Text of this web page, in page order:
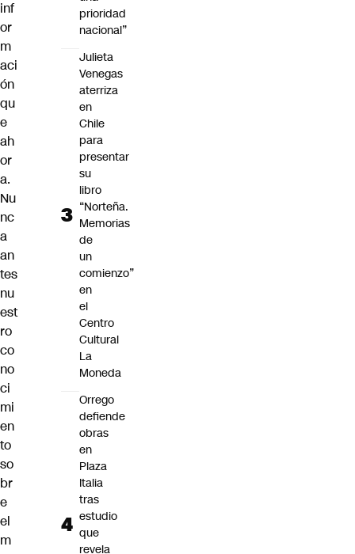
inf
or
m
aci
ón
qu
e
ah
or
a.
Nu
nc
a
an
tes
nu
est
ro
co
no
ci
mi
en
to
so
br
e
el
m
prioridad
nacional”
Julieta
Venegas
aterriza
en
Chile
para
presentar
su
libro
“Norteña.
Memorias
de
un
comienzo”
en
el
Centro
Cultural
La
Moneda
Orrego
defiende
obras
en
Plaza
Italia
tras
estudio
que
revela